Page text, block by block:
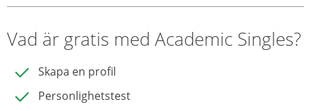
Vad är gratis med Academic Singles?
Skapa en profil
Personlighetstest